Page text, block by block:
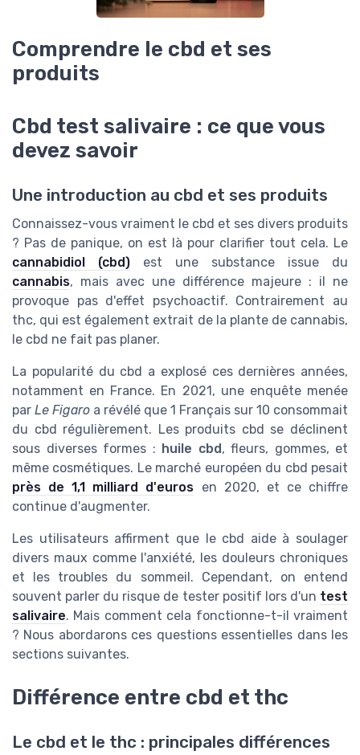
Comprendre le cbd et ses
produits
Cbd test salivaire : ce que vous
devez savoir
Une introduction au cbd et ses produits
Connaissez-vous vraiment le cbd et ses divers produits
? Pas de panique, on est là pour clarifier tout cela. Le
cannabidiol (cbd) est une substance issue du
cannabis, mais avec une différence majeure : il ne
provoque pas d'effet psychoactif. Contrairement au
thc, qui est également extrait de la plante de cannabis,
le cbd ne fait pas planer.
La popularité du cbd a explosé ces dernières années,
notamment en France. En 2021, une enquête menée
par Le Figaro a révélé que 1 Français sur 10 consommait
du cbd régulièrement. Les produits cbd se déclinent
sous diverses formes : huile cbd, fleurs, gommes, et
même cosmétiques. Le marché européen du cbd pesait
près de 1,1 milliard d'euros en 2020, et ce chiffre
continue d'augmenter.
Les utilisateurs affirment que le cbd aide à soulager
divers maux comme l'anxiété, les douleurs chroniques
et les troubles du sommeil. Cependant, on entend
souvent parler du risque de tester positif lors d'un test
salivaire. Mais comment cela fonctionne-t-il vraiment
? Nous abordarons ces questions essentielles dans les
sections suivantes.
Différence entre cbd et thc
Le cbd et le thc : principales différences